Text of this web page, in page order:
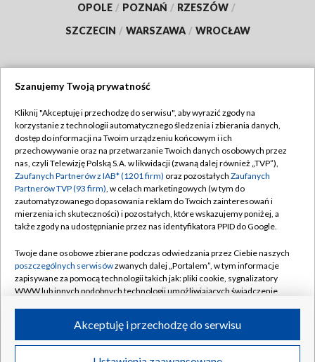
OPOLE / POZNAŃ / RZESZÓW /
SZCZECIN / WARSZAWA / WROCŁAW
TVP
Abonament TVP
Emisja w TVP
Centrum informacji TVP
Naziemna Telewizja Cyfrowa
Rada Programowa
System NOS
Informacje o nadawcy
Program dla prasy
Regulamin TVP
Polityka prywatności
Moje zgody
Pomoc
Kontakt
Kanały
©2026 Telewizja Polska S.A. w likwidacji
Szanujemy Twoją prywatność
Kliknij "Akceptuję i przechodzę do serwisu", aby wyrazić zgody na
korzystanie z technologii automatycznego śledzenia i zbierania danych,
dostęp do informacji na Twoim urządzeniu końcowym i ich
przechowywanie oraz na przetwarzanie Twoich danych osobowych przez
nas, czyli Telewizję Polską S.A. w likwidacji (zwaną dalej również „TVP”),
Zaufanych Partnerów z IAB* (1201 firm) oraz pozostałych Zaufanych
Partnerów TVP (93 firm), w celach marketingowych (w tym do
zautomatyzowanego dopasowania reklam do Twoich zainteresowań i
mierzenia ich skuteczności) i pozostałych, które wskazujemy poniżej, a
także zgody na udostępnianie przez nas identyfikatora PPID do Google.
Twoje dane osobowe zbierane podczas odwiedzania przez Ciebie naszych
poszczególnych serwisówzwanych dalej „Portalem”, w tym informacje
zapisywane za pomocą technologii takich jak: pliki cookie, sygnalizatory
WWW lub innych podobnych technologii umożliwiających świadczenie
ruchu w Internecie.
Twoje dane osobowe zbierane podczas odwiedzania przez Ciebie
Akceptuję i przechodzę do serwisu